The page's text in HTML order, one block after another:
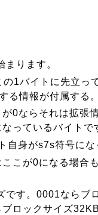
ります。
1バイトに先立っ
る情報が付属する
0ならそれは拡張
っているバイトで
自身がs7s符号にな
こが0になる場合
です。0001ならブ
ロックサイズ